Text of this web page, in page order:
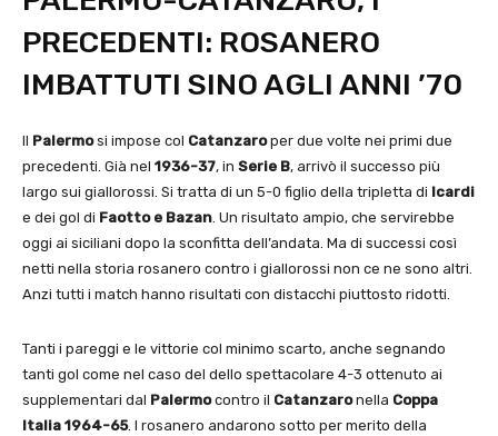
PRECEDENTI: ROSANERO
IMBATTUTI SINO AGLI ANNI ’70
Il Palermosi impose col Catanzaroper due volte nei primi due
precedenti. Già nel 1936-37, in Serie B, arrivò il successo più
largo sui giallorossi. Si tratta di un 5-0 figlio della tripletta di Icardi
e dei gol di Faotto e Bazan. Un risultato ampio, che servirebbe
oggi ai siciliani dopo la sconfitta dell’andata. Ma di successi così
netti nella storia rosanero contro i giallorossi non ce ne sono altri.
Anzi tutti i match hanno risultati con distacchi piuttosto ridotti.
Tanti i pareggi e le vittorie col minimo scarto, anche segnando
tanti gol come nel caso del dello spettacolare 4-3 ottenuto ai
supplementari dal Palermocontro il Catanzaronella Coppa
Italia 1964-65. I rosanero andarono sotto per merito della